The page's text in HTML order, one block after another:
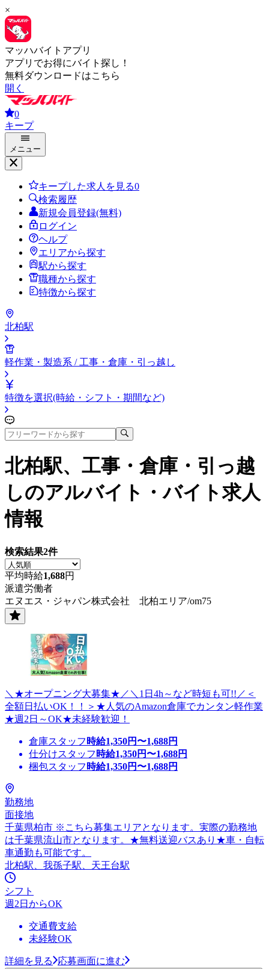
×
マッハバイトアプリ
アプリでお得にバイト探し！
無料ダウンロードはこちら
開く
0
キープ
メニュー
キープした求人を見る0
検索履歴
新規会員登録(無料)
ログイン
ヘルプ
エリアから探す
駅から探す
職種から探す
特徴から探す
北柏駅
軽作業・製造系 / 工事・倉庫・引っ越し
特徴を選択(時給・シフト・期間など)
北柏駅、工事・倉庫・引っ越
しのアルバイト・バイト求人
情報
検索結果2件
平均時給1,688円
派遣労働者
エヌエス・ジャパン株式会社 北柏エリア/om75
＼★オープニング大募集★／＼1日4h～など時短も可!!／＜
全額日払いOK！！＞★人気のAmazon倉庫でカンタン軽作業
★週2日～OK★未経験歓迎！
倉庫スタッフ 時給1,350円〜1,688円
仕分けスタッフ 時給1,350円〜1,688円
梱包スタッフ 時給1,350円〜1,688円
勤務地
面接地
千葉県柏市 ※こちら募集エリアとなります。実際の勤務地
は千葉県流山市となります。★無料送迎バスあり★車・自転
車通勤も可能です。
北柏駅、我孫子駅、天王台駅
シフト
週2日からOK
交通費支給
未経験OK
詳細を見る 応募画面に進む